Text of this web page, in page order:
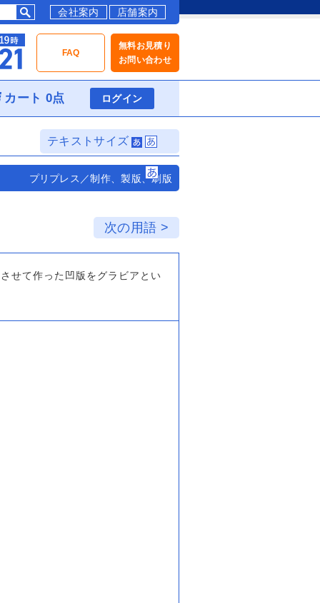
会社案内 店舗案内
FAQ
無料お見積り
お問い合わせ
カート 0点 ログイン
テキストサイズ
プリプレス／制作、製版、刷版
次の用語 >
せて作った凹版をグラビアとい